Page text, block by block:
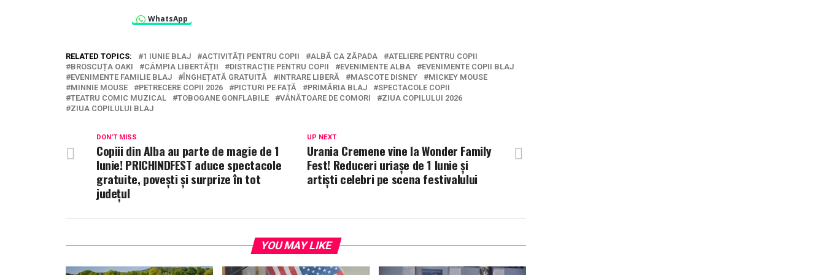
WhatsApp
RELATED TOPICS: 1 IUNIE BLAJ ACTIVITĂȚI PENTRU COPII ALBĂ CA ZĂPADA
ATELIERE PENTRU COPII
BROSCUȚA OAKI
CÂMPIA LIBERTĂȚII DISTRACȚIE PENTRU COPII EVENIMENTE ALBA
EVENIMENTE COPII BLAJ
EVENIMENTE FAMILIE BLAJ
ÎNGHEȚATĂ GRATUITĂ INTRARE LIBERĂ MASCOTE DISNEY
MICKEY MOUSE
MINNIE MOUSE
PETRECERE COPII 2026 PICTURI PE FAȚĂ PRIMĂRIA BLAJ
SPECTACOLE COPII
TEATRU COMIC MUZICAL
TOBOGANE GONFLABILE VÂNĂTOARE DE COMORI
ZIUA COPILULUI 2026
ZIUA COPILULUI BLAJ
UP NEXT
Urania Cremene vine la Wonder Family
Fest! Reduceri uriașe de 1 Iunie și
artiști celebri pe scena festivalului
DON'T MISS
Copiii din Alba au parte de magie de 1
Iunie! PRICHINDFEST aduce spectacole
gratuite, povești și surprize în tot
județul
YOU MAY LIKE